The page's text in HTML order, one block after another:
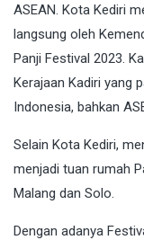
ASEAN. Kota Kediri
langsung oleh
Panji Festival 2023.
Kerajaan Kadiri yang
Indonesia, bahkan
Selain Kota Kediri,
menjadi tuan rumah
Malang dan Solo.
Dengan adanya